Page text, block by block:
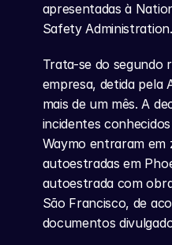
apresentadas à
Safety Administration.
Trata-se do segundo
empresa, detida pela
mais de um mês. A
incidentes
Waymo entraram em
autoestradas em
autoestrada com
São Francisco, de
documentos